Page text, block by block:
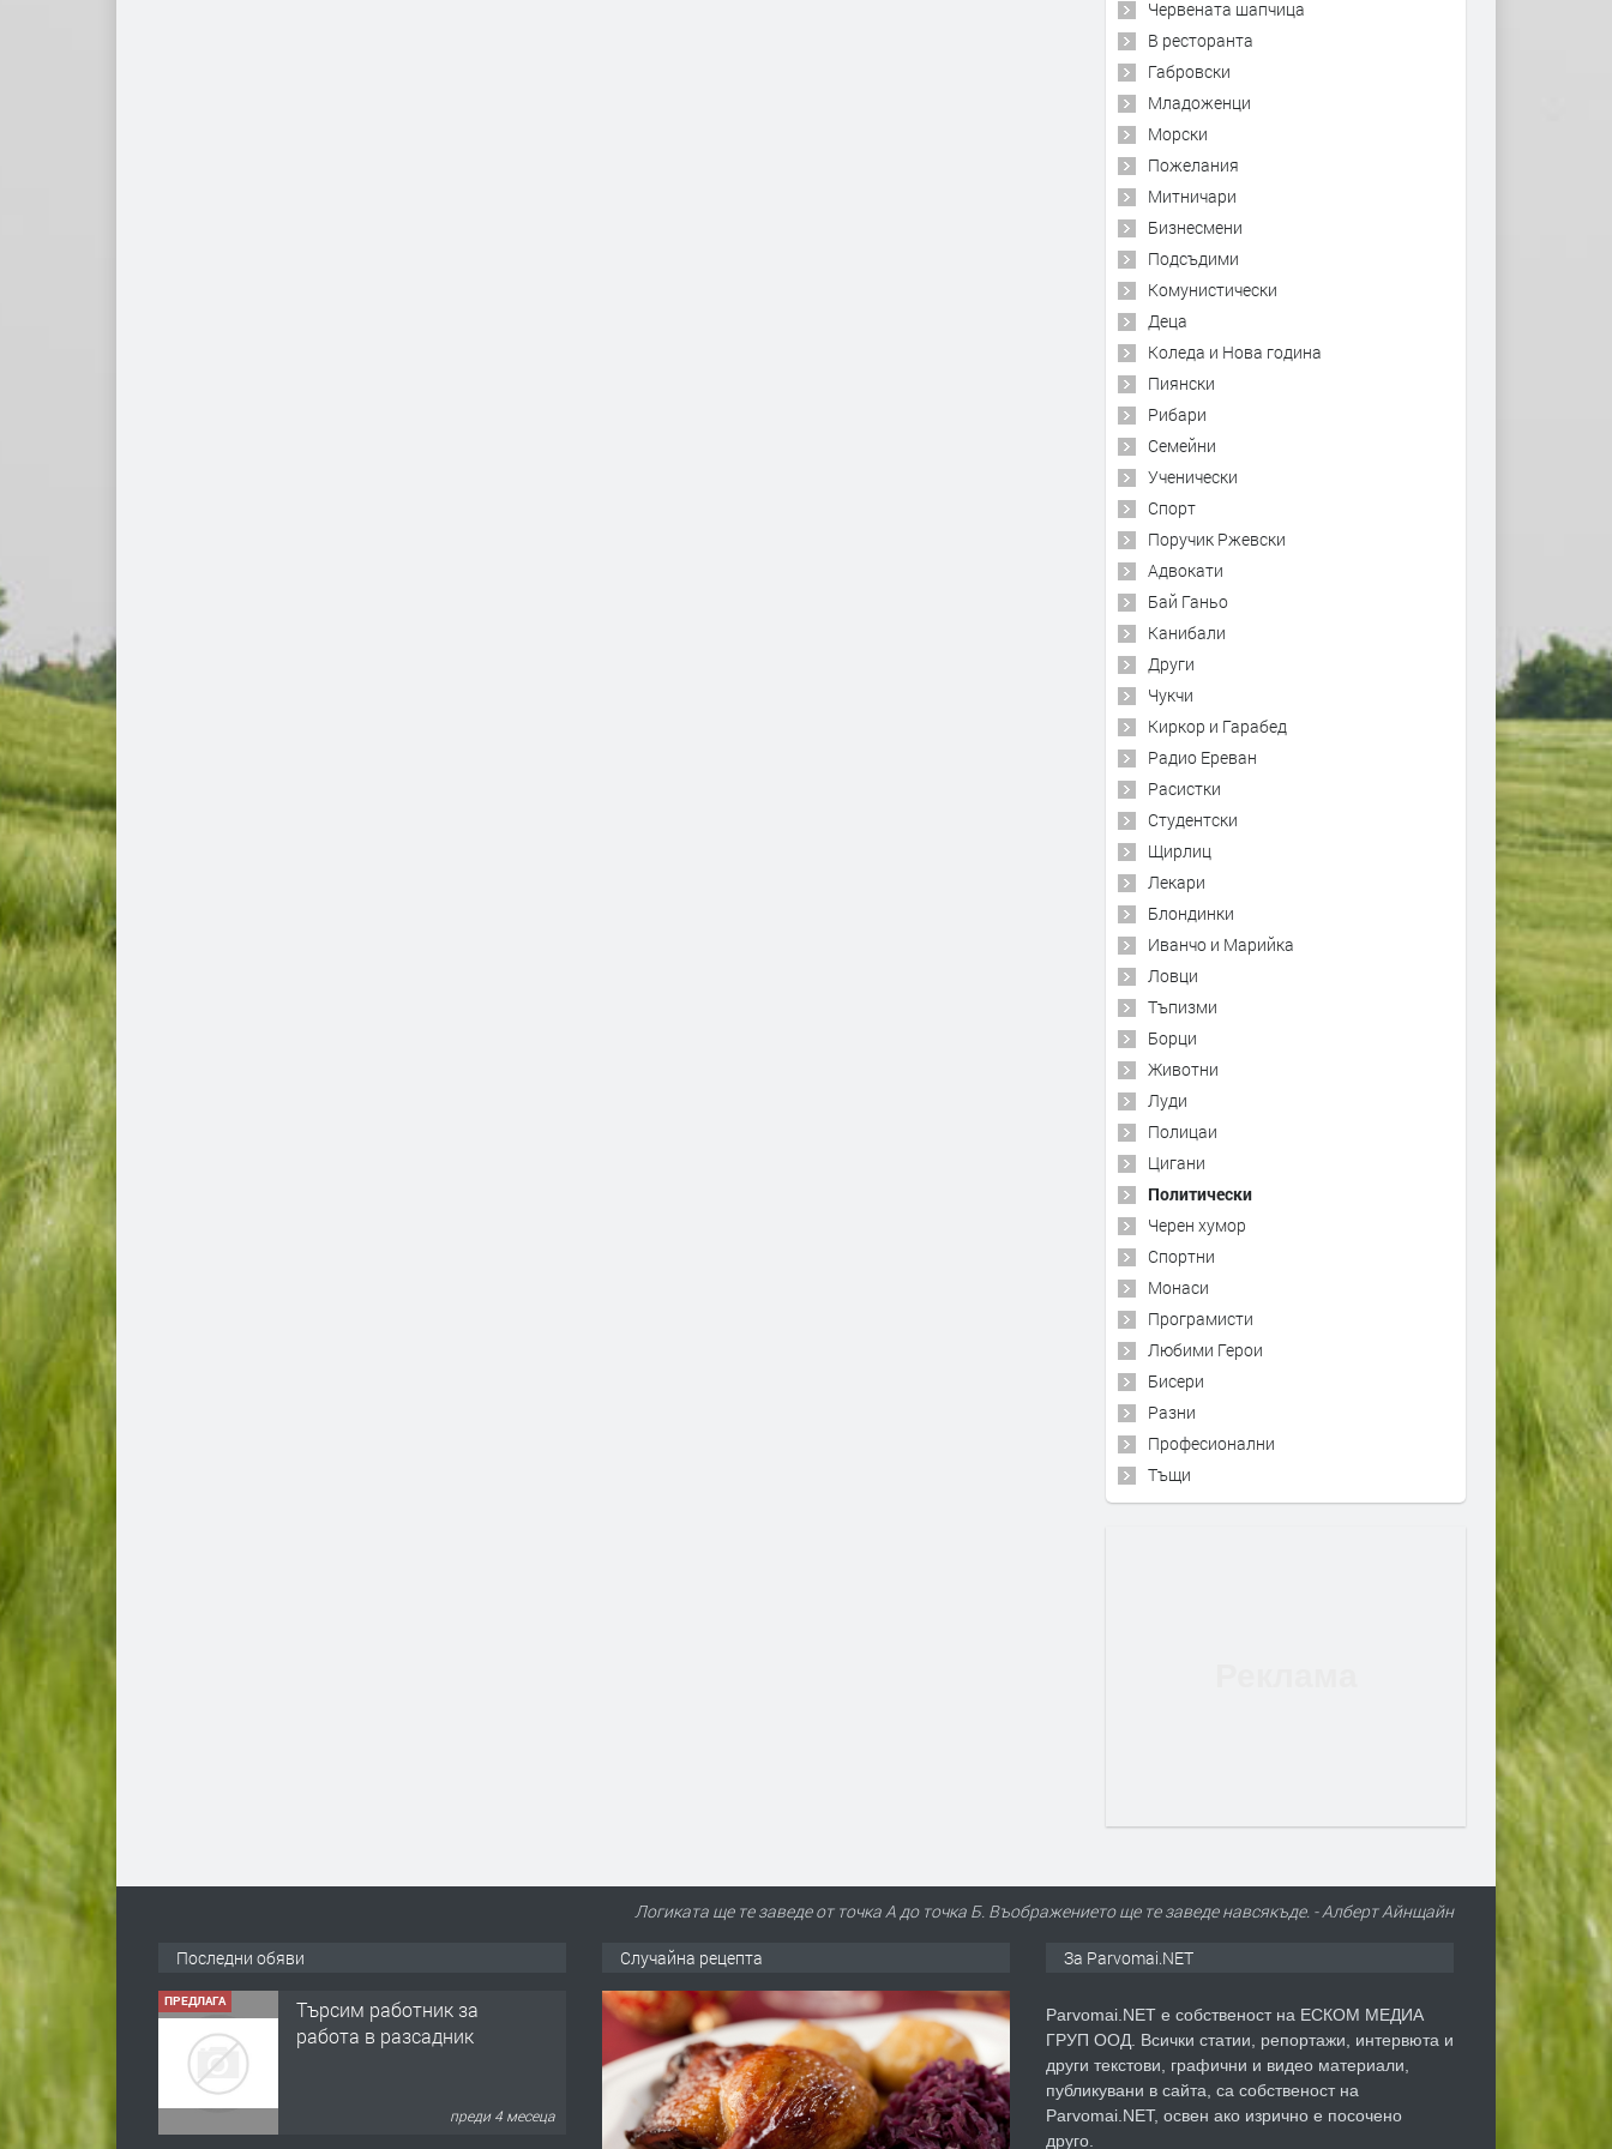
Червената шапчица
В ресторанта
Габровски
Младоженци
Морски
Пожелания
Митничари
Бизнесмени
Подсъдими
Комунистически
Деца
Коледа и Нова година
Пиянски
Рибари
Семейни
Ученически
Спорт
Поручик Ржевски
Адвокати
Бай Ганьо
Канибали
Други
Чукчи
Киркор и Гарабед
Радио Ереван
Расистки
Студентски
Щирлиц
Лекари
Блондинки
Иванчо и Марийка
Ловци
Тъпизми
Борци
Животни
Луди
Полицаи
Цигани
Политически
Черен хумор
Спортни
Монаси
Програмисти
Любими Герои
Бисери
Разни
Професионални
Тъщи
Логиката ще те заведе от точка А до точка Б. Въображението ще те заведе навсякъде. - Алберт Айнщайн
Последни обяви
🌱 Работник в
Случайна рецепта За Parvomai.NET
Parvomai.NET е собственост на ЕСКОМ МЕДИА
ГРУП ООД. Всички статии, репортажи, интервюта и
други текстови, графични и видео материали,
публикувани в сайта, са собственост на
Parvomai.NET, освен ако изрично е посочено
друго.